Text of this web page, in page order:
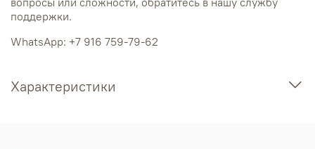
поддержки.
WhatsApp: +7 916 759-79-62
Характеристики